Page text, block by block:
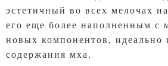
эстетичный во всех мелочах
его еще более наполненным с
новых компонентов, идеально
содержания мха.